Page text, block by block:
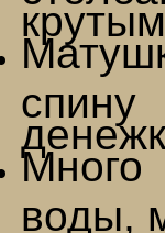
воды,